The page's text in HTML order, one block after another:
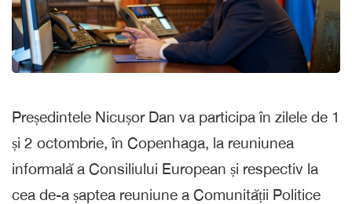
Președintele Nicușor Dan va participa în zilele de 1
și 2 octombrie, în Copenhaga, la reuniunea
informală a Consiliului European și respectiv la
cea de-a șaptea reuniune a Comunității Politice